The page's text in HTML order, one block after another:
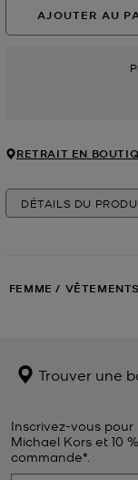
AJOUTER AU
RETRAIT EN
DÉTAILS DU
FEMME / VÊTEMENTS
Trouver une
Inscrivez-vous
Michael Kors et 10
commande*.